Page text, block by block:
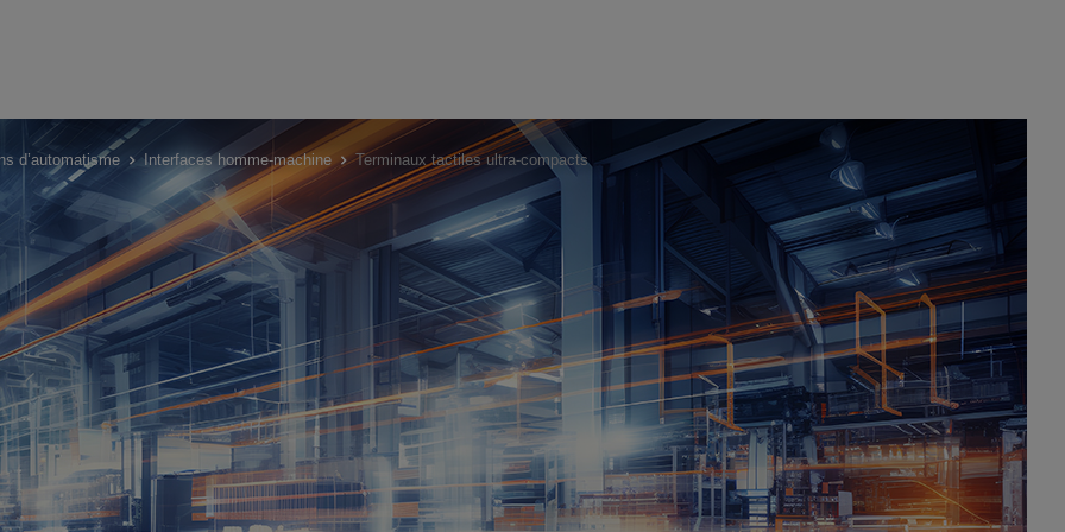
d’automatisme Interfaces homme-machine Terminaux tactiles ultra-compacts